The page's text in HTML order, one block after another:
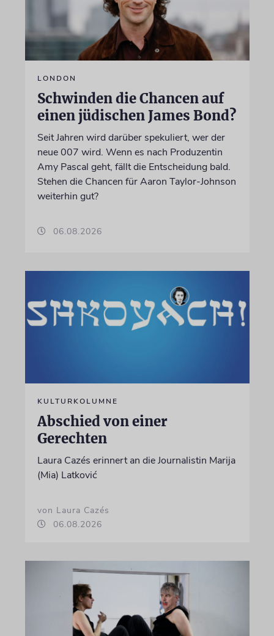
LONDON
Schwinden die Chancen auf
einen jüdischen James Bond?
Seit Jahren wird darüber spekuliert, wer der
neue 007 wird. Wenn es nach Produzentin
Amy Pascal geht, fällt die Entscheidung bald.
Stehen die Chancen für Aaron Taylor-Johnson
weiterhin gut?
06.08.2026
KULTURKOLUMNE
Abschied von einer
Gerechten
Laura Cazés erinnert an die Journalistin Marija
(Mia) Latković
von Laura Cazés
06.08.2026